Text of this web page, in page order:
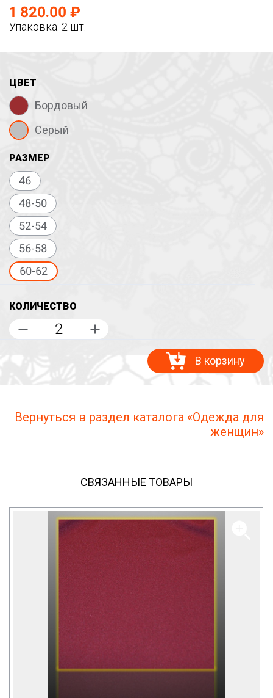
1 820.00 ₽
Упаковка: 2 шт.
ЦВЕТ
Бордовый
Серый
РАЗМЕР
46
48-50
52-54
56-58
60-62
КОЛИЧЕСТВО
В корзину
Вернуться в раздел каталога «Одежда для
женщин»
СВЯЗАННЫЕ ТОВАРЫ